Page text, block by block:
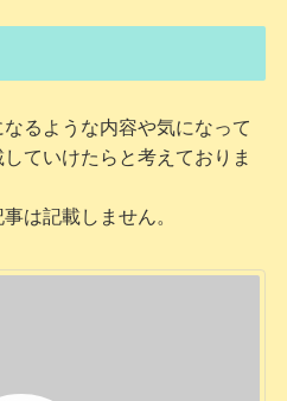
るような内容や気になって
ていけたらと考えておりま
は記載しません。